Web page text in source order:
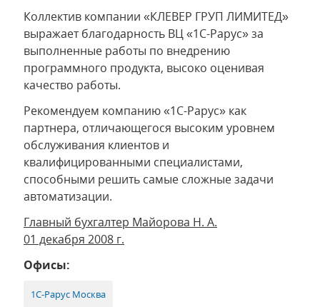
Коллектив компании «КЛЕВЕР ГРУП ЛИМИТЕД»
выражает благодарность ВЦ «1С-Рарус» за
выполненные работы по внедрению
программного продукта, высоко оценивая
качество работы.
Рекомендуем компанию «1С-Рарус» как
партнера, отличающегося высоким уровнем
обслуживания клиентов и
квалифицированными специалистами,
способными решить самые сложные задачи
автоматизации.
Главный бухгалтер Майорова Н. А.
01 декабря 2008 г.
Офисы:
1С-Рарус Москва